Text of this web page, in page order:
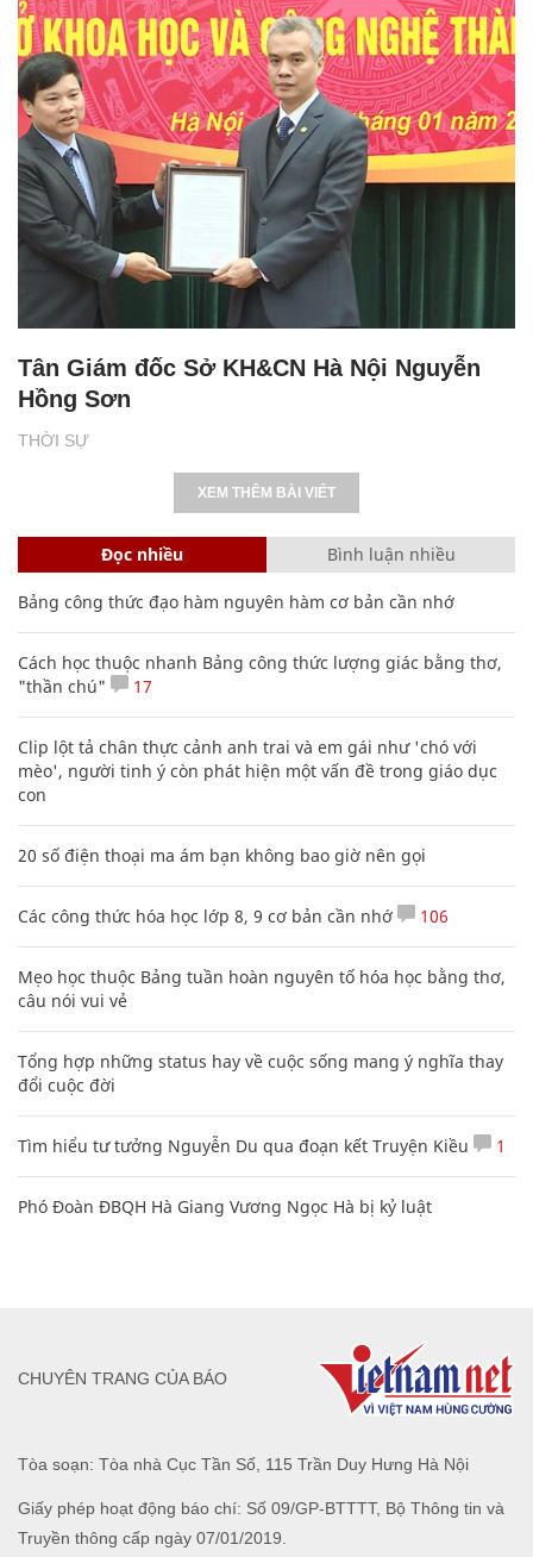
THỜI SỰ
Tân Giám đốc Sở KH&CN Hà Nội Nguyễn
Hồng Sơn
XEM THÊM BÀI VIẾT
Đọc nhiều Bình luận nhiều
Bảng công thức đạo hàm nguyên hàm cơ bản cần nhớ
Cách học thuộc nhanh Bảng công thức lượng giác bằng thơ,
"thần chú"
17
Clip lột tả chân thực cảnh anh trai và em gái như 'chó với
mèo', người tinh ý còn phát hiện một vấn đề trong giáo dục
con
20 số điện thoại ma ám bạn không bao giờ nên gọi
Các công thức hóa học lớp 8, 9 cơ bản cần nhớ 106
Mẹo học thuộc Bảng tuần hoàn nguyên tố hóa học bằng thơ,
câu nói vui vẻ
Tổng hợp những status hay về cuộc sống mang ý nghĩa thay
đổi cuộc đời
Tìm hiểu tư tưởng Nguyễn Du qua đoạn kết Truyện Kiều 1
Phó Đoàn ĐBQH Hà Giang Vương Ngọc Hà bị kỷ luật
Tòa soạn: Tòa nhà Cục Tần Số, 115 Trần Duy Hưng Hà Nội
Giấy phép hoạt động báo chí: Số 09/GP-BTTTT, Bộ Thông tin và
Truyền thông cấp ngày 07/01/2019.
CHUYÊN TRANG CỦA BÁO